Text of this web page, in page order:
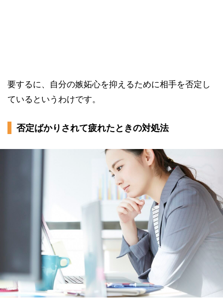
要するに、自分の嫉妬心を抑えるために相手を否定し
ているというわけです。
否定ばかりされて疲れたときの対処法